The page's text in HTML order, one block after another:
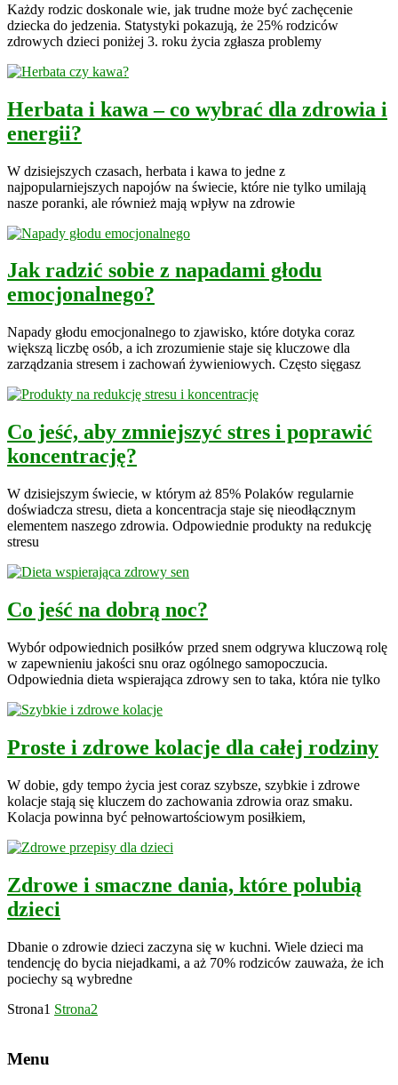
Każdy rodzic doskonale wie, jak trudne może być zachęcenie
dziecka do jedzenia. Statystyki pokazują, że 25% rodziców
zdrowych dzieci poniżej 3. roku życia zgłasza problemy
Herbata i kawa – co wybrać dla zdrowia i
energii?
W dzisiejszych czasach, herbata i kawa to jedne z
najpopularniejszych napojów na świecie, które nie tylko umilają
nasze poranki, ale również mają wpływ na zdrowie
Jak radzić sobie z napadami głodu
emocjonalnego?
Napady głodu emocjonalnego to zjawisko, które dotyka coraz
większą liczbę osób, a ich zrozumienie staje się kluczowe dla
zarządzania stresem i zachowań żywieniowych. Często sięgasz
Co jeść, aby zmniejszyć stres i poprawić
koncentrację?
W dzisiejszym świecie, w którym aż 85% Polaków regularnie
doświadcza stresu, dieta a koncentracja staje się nieodłącznym
elementem naszego zdrowia. Odpowiednie produkty na redukcję
stresu
Co jeść na dobrą noc?
Wybór odpowiednich posiłków przed snem odgrywa kluczową rolę
w zapewnieniu jakości snu oraz ogólnego samopoczucia.
Odpowiednia dieta wspierająca zdrowy sen to taka, która nie tylko
Proste i zdrowe kolacje dla całej rodziny
W dobie, gdy tempo życia jest coraz szybsze, szybkie i zdrowe
kolacje stają się kluczem do zachowania zdrowia oraz smaku.
Kolacja powinna być pełnowartościowym posiłkiem,
Zdrowe i smaczne dania, które polubią
dzieci
Dbanie o zdrowie dzieci zaczyna się w kuchni. Wiele dzieci ma
tendencję do bycia niejadkami, a aż 70% rodziców zauważa, że ich
pociechy są wybredne
Strona1 Strona2
Menu